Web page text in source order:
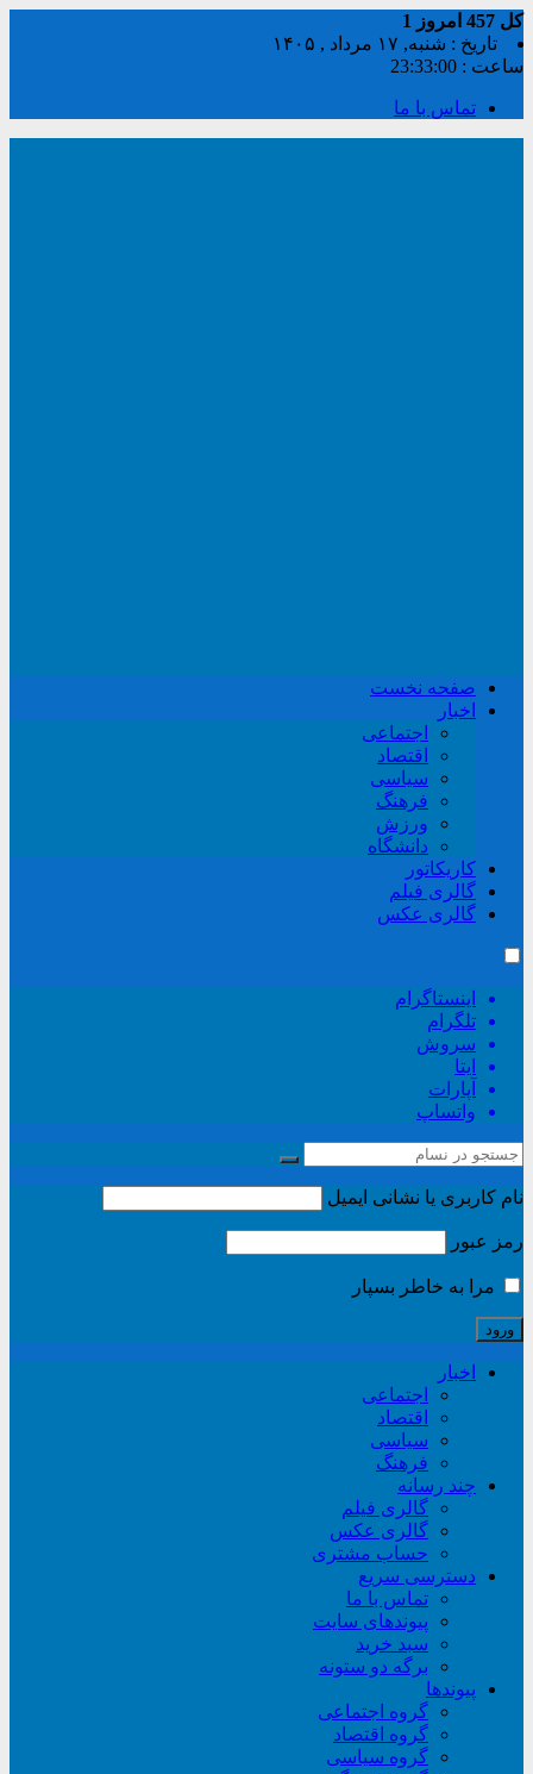
کل امروز
1
تاریخ : شنبه, ۱۷ مرداد , ۱۴۰۵
ساعت : 23:33:01
تماس با ما
صفحه نخست
اخبار
اجتماعی
اقتصاد
سیاسی
فرهنگ
ورزش
دانشگاه
کاریکاتور
گالری فیلم
گالری عکس
اینستاگرام
تلگرام
سروش
ایتا
آپارات
واتساپ
نام کاربری یا نشانی ایمیل
رمز عبور
مرا به خاطر بسپار
اخبار
اجتماعی
اقتصاد
سیاسی
فرهنگ
چند رسانه
گالری فیلم
گالری عکس
حساب مشتری
دسترسی سریع
تماس با ما
پیوندهای سایت
سبد خريد
برگه دو ستونه
پیوندها
گروه اجتماعی
گروه اقتصاد
گروه سیاسی